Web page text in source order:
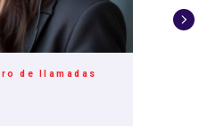
de llamadas